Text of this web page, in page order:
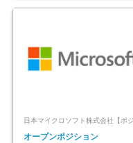
オープンポジション